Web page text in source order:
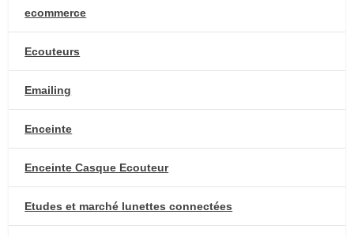
ecommerce
Ecouteurs
Emailing
Enceinte
Enceinte Casque Ecouteur
Etudes et marché lunettes connectées